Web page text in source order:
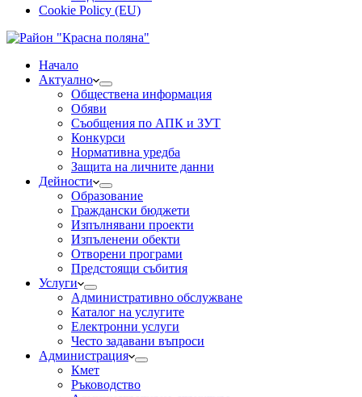
Cookie Policy (EU)
Начало
Актуално
Обществена информация
Обяви
Съобщения по АПК и ЗУТ
Конкурси
Нормативна уредба
Защита на личните данни
Дейности
Образование
Граждански бюджети
Изпълнявани проекти
Изпъленени обекти
Отворени програми
Предстоящи събития
Услуги
Административно обслужване
Каталог на услугите
Електронни услуги
Често задавани въпроси
Администрация
Кмет
Ръководство